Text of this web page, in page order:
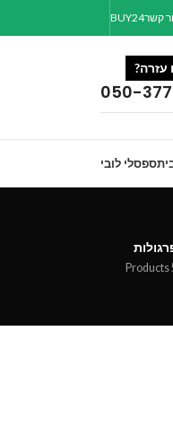
קשרBUY24
עזרה?
050-
ספסלי לובי
5